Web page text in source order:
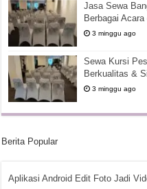
Jasa Sewa
Berbagai
3 minggu ago
Sewa Kursi
Berkualitas &
3 minggu ago
Berita Popular
Aplikasi Android Edit Foto Jadi